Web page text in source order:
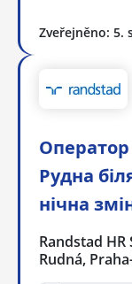
Zveřejněno: 5.
Рудна
нічна
Randstad
Rudná,